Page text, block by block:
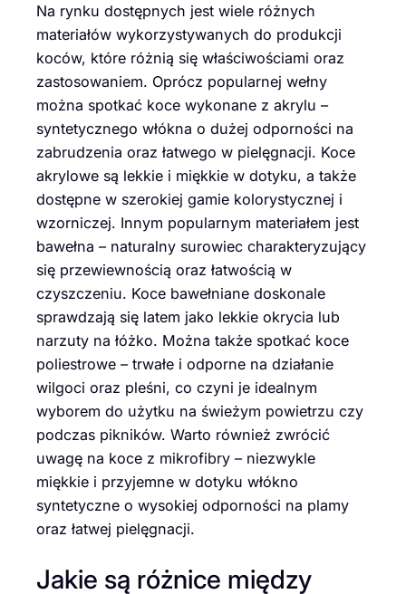
Na rynku dostępnych jest wiele różnych
materiałów wykorzystywanych do produkcji
koców, które różnią się właściwościami oraz
zastosowaniem. Oprócz popularnej wełny
można spotkać koce wykonane z akrylu –
syntetycznego włókna o dużej odporności na
zabrudzenia oraz łatwego w pielęgnacji. Koce
akrylowe są lekkie i miękkie w dotyku, a także
dostępne w szerokiej gamie kolorystycznej i
wzorniczej. Innym popularnym materiałem jest
bawełna – naturalny surowiec charakteryzujący
się przewiewnością oraz łatwością w
czyszczeniu. Koce bawełniane doskonale
sprawdzają się latem jako lekkie okrycia lub
narzuty na łóżko. Można także spotkać koce
poliestrowe – trwałe i odporne na działanie
wilgoci oraz pleśni, co czyni je idealnym
wyborem do użytku na świeżym powietrzu czy
podczas pikników. Warto również zwrócić
uwagę na koce z mikrofibry – niezwykle
miękkie i przyjemne w dotyku włókno
syntetyczne o wysokiej odporności na plamy
oraz łatwej pielęgnacji.
Jakie są różnice między